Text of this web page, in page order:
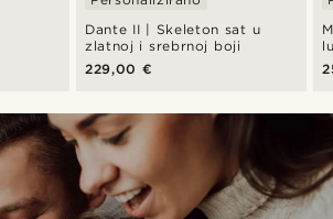
Dante II | Skeleton sat u
zlatnoj i srebrnoj boji
229,00 €